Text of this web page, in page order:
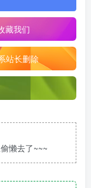
藏我们
站长删除
懒去了~~~